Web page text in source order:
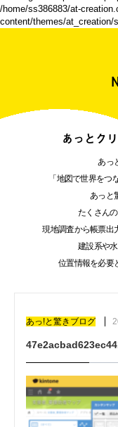
/home/ss386883/at-
content/themes/at_creation/
あっとク
あっ
「地図で世界を
あっと
たくさん
現地調査から帳票出
建設系や
位置情報を必要
あっ!と驚きブログ